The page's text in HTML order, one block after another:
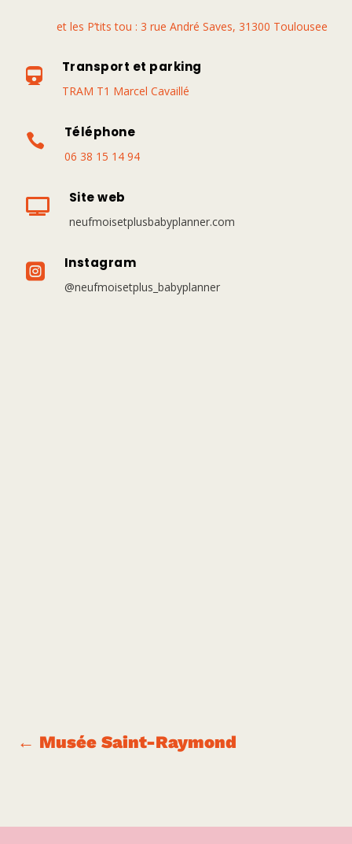
et les P’tits tou : 3 rue André Saves, 31300 Toulousee
 Transport et parking
TRAM T1 Marcel Cavaillé
 Téléphone
06 38 15 14 94
 Site web
neufmoisetplusbabyplanner.com
 Instagram
@neufmoisetplus_babyplanner
← Musée Saint-Raymond